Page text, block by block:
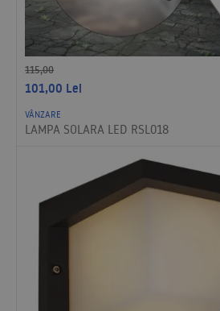
115,00
101,00 Lei
VÂNZARE
LAMPA SOLARA LED RSL018